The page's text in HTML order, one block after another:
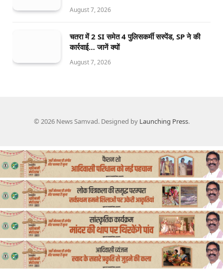
August 7, 2026
चतरा में 2 SI समेत 4 पुलिसकर्मी सस्पेंड, SP ने की
कार्रवाई… जानें क्यों
August 7, 2026
© 2026 News Samvad. Designed by Launching Press.